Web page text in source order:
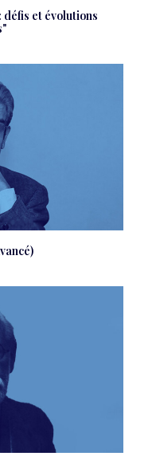
et évolutions